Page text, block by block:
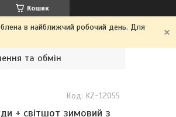
Кошик
в найближчий робочий день. Для
та обмін
+ світшот зимовий з
Код: KZ-12055